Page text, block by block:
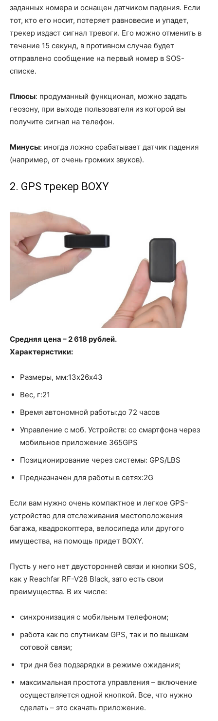
заданных номера и оснащен датчиком падения. Если
тот, кто его носит, потеряет равновесие и упадет,
трекер издаст сигнал тревоги. Его можно отменить в
течение 15 секунд, в противном случае будет
отправлено сообщение на первый номер в SOS-
списке.
Плюсы: продуманный функционал, можно задать
геозону, при выходе пользователя из которой вы
получите сигнал на телефон.
Минусы: иногда ложно срабатывает датчик падения
(например, от очень громких звуков).
2. GPS трекер BOXY
Средняя цена – 2 618 рублей.
Характеристики:
Размеры, мм:13х26х43
Вес, г:21
Время автономной работы:до 72 часов
Управление с моб. Устройств: со смартфона через
мобильное приложение 365GPS
Позиционирование через системы: GPS/LBS
Предназначен для работы в сетях:2G
Если вам нужно очень компактное и легкое GPS-
устройство для отслеживания местоположения
багажа, квадрокоптера, велосипеда или другого
имущества, на помощь придет BOXY.
Пусть у него нет двусторонней связи и кнопки SOS,
как у Reachfar RF-V28 Black, зато есть свои
преимущества. В их числе:
синхронизация с мобильным телефоном;
работа как по спутникам GPS, так и по вышкам
сотовой связи;
три дня без подзарядки в режиме ожидания;
максимальная простота управления – включение
осуществляется одной кнопкой. Все, что нужно
сделать – это скачать приложение.